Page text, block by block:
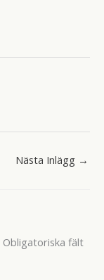
Nästa Inlägg →
Obligatoriska fält